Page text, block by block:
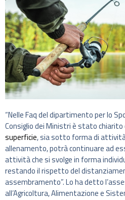
“Nelle Faq del dipartimento per lo
Consiglio dei Ministri è stato chiarito
superficie, sia sotto forma di
allenamento, potrà continuare ad
attività che si svolge in forma
restando il rispetto del
assembramento”. Lo ha detto
all’Agricoltura, Alimentazione e